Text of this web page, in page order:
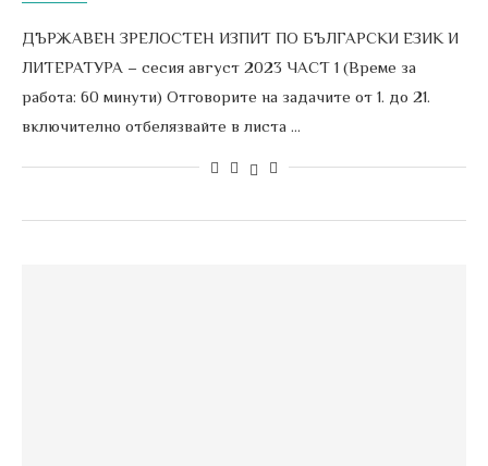
ДЪРЖАВЕН ЗРЕЛОСТЕН ИЗПИТ ПО БЪЛГАРСКИ ЕЗИК И
ЛИТЕРАТУРА – сесия август 2023 ЧАСТ 1 (Време за
работа: 60 минути) Отговорите на задачите от 1. до 21.
включително отбелязвайте в листа …